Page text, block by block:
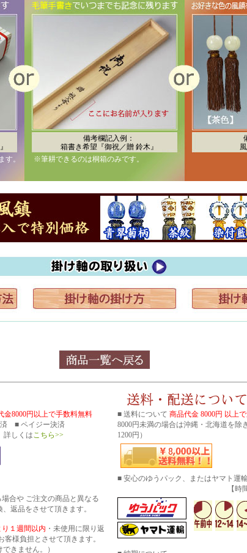
備考欄記入例：
箱書き希望『御祝／贈 鈴木』
。
※筆耕できるのは桐箱のみです。
金8000円以上で手数料無料
済 ■ ペイジー決済
詳しくはこちら>>
合や ご注文の商品と異なる
返品をさせて頂きます。
り１週間以内 ・未使用に限り返
様負担とさせて頂きます。
きません。）
■ 送料について 商品代金 8000円 以上で
8000円未満の場合は沖縄・北海道を除
1200円）
■ 安心のゆうパック、またはヤマト運
【時間帯指